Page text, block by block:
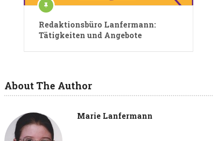
Redaktionsbüro Lanfermann:
Tätigkeiten und Angebote
About The Author
Marie Lanfermann